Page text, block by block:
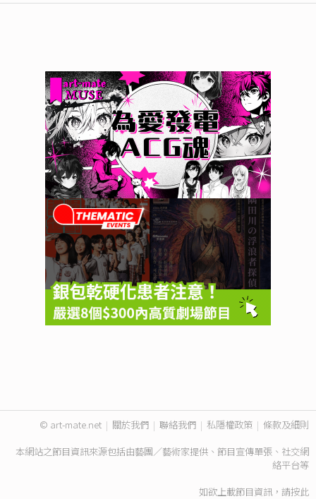
© art-mate.net | 關於我們 | 聯絡我們 | 私隱權政策 | 條款及細則
本網站之節目資訊來源包括由藝團／藝術家提供、節目宣傳單張、社交網
絡平台等
如欲上載節目資訊，請按此